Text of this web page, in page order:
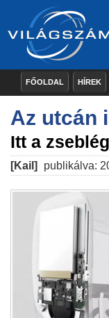
FŐOLDAL HÍREK
Az utcán
Itt a
[Kail] publikálva: